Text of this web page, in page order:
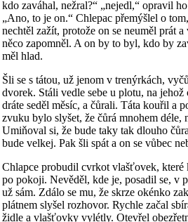
kdo zaváhal, nežral?“ „nejedl,“ opravil
„Ano, to je on.“ Chlepac přemýšlel o
nechtěl zažít, protože on se neuměl prát a
něco zapomněl. A on by to byl, kdo by
měl hlad.
Šli se s tátou, už jenom v trenýrkách,
dvorek. Stáli vedle sebe u plotu, na jehož
dráte seděl měsíc, a čůrali. Táta kouřil a
zvuku bylo slyšet, že čůrá mnohem déle,
Umiňoval si, že bude taky tak dlouho
bude velkej. Pak šli spát a on se vůbec
Chlapce probudil cvrkot vlašťovek, které
po pokoji. Nevěděl, kde je, posadil se, v
už sám. Zdálo se mu, že skrze okénko
plátnem slyšel rozhovor. Rychle začal
židle a vlašťovky vylétly. Otevřel